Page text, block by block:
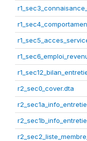
r2_sec0_cover.dta